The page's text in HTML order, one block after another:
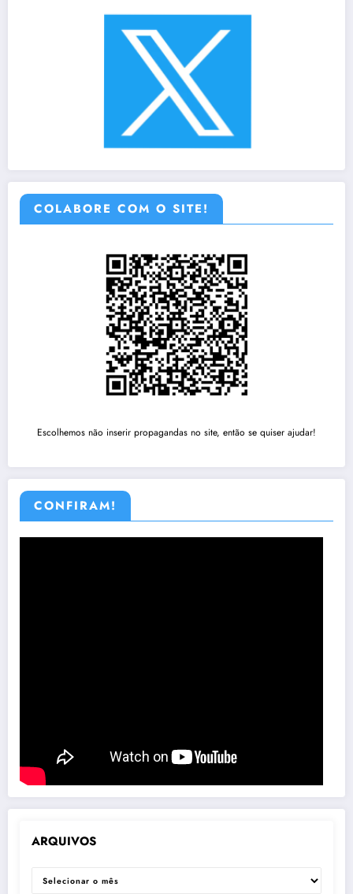
COLABORE COM O SITE!
Escolhemos não inserir propagandas no site, então se quiser ajudar!
CONFIRAM!
ARQUIVOS
ARQUIVOS